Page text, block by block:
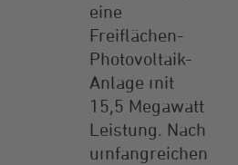
eine
Freiflächen-
Photovoltaik-
Anlage mit
15,5 Megawatt
Leistung. Nach
umfangreichen